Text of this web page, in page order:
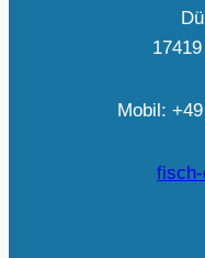
Mobil:
fisch-